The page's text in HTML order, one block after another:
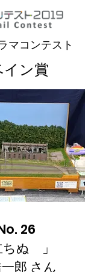
マコンテスト
ン賞
26
ぬ 」
郎 さん